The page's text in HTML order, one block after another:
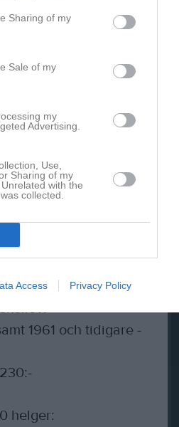
Sharing of my
Sale of my
my
Advertising.
Use,
Sharing of my
with the
collected.
Access Privacy Policy
– 20:00 (Liften
– 16:00
10:30 – 16:00
8): 10:30 – 19:00
om backen
.
1961 och tidigare -
helger: